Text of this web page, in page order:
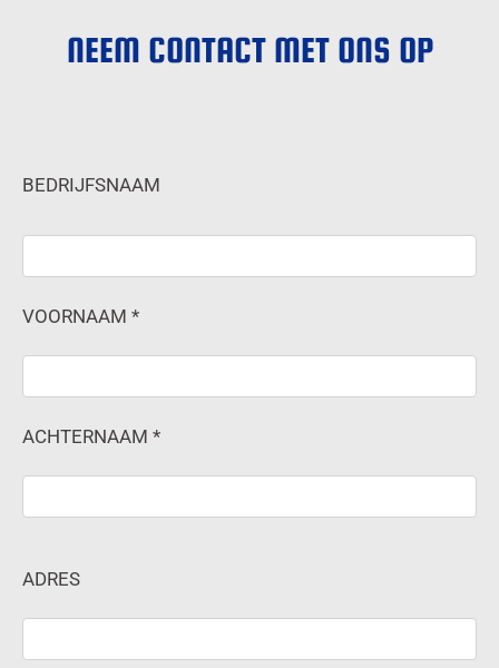
NEEM CONTACT MET ONS OP
BEDRIJFSNAAM
VOORNAAM *
ACHTERNAAM *
ADRES